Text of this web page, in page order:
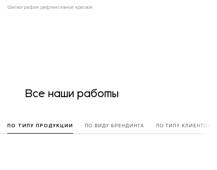
Шелкография рефлективной краской
Все наши работы
ПО ТИПУ ПРОДУКЦИИ ПО ВИДУ БРЕНДИНГА ПО ТИПУ КЛИЕНТОВ